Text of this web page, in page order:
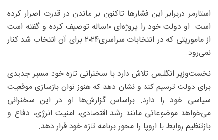
استارمر دربرابر این فشارها تاکنون بر ماندن در قدرت اصرار کرده
است. او دولت خود را پروژه‌ای ۱۰ساله توصیف کرده و گفته است
از ماموریتی که در انتخابات سراسری۲۰۲۴ برای آن انتخاب شد کنار
نمی‌رود.
نخست‌وزیر انگلیس تلاش دارد با سخنرانی تازه خود مسیر جدیدی
برای دولت ترسیم کند و نشان دهد که هنوز توان بازسازی موقعیت
سیاسی خود را دارد. براساس گزارش‌ها او در این سخنرانی
می‌خواهد موضوعاتی مانند رشد اقتصادی، امنیت انرژی، دفاع و
بازتنظیم روابط با اروپا را محور برنامه تازه خود قرار دهد.